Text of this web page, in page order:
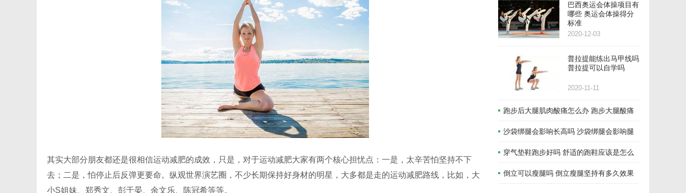
其实大部分朋友都还是很相信运动减肥的成效，只是，对于运动减肥大家有两个核心担忧点：一是，太辛苦怕坚持不下
去；二是，怕停止后反弹更要命。纵观世界演艺圈，不少长期保持好身材的明星，大多都是走的运动减肥路线，比如，大
小S姐妹、郑秀文、彭于晏、余文乐、陈冠希等等。
巴西奥运会体操项目有
哪些 奥运会体操得分
标准
2020-12-03
普拉提能练出马甲线吗
普拉提可以自学吗
2020-11-11
跑步后大腿肌肉酸痛怎么办 跑步大腿酸痛
还能跑吗
沙袋绑腿会影响长高吗 沙袋绑腿会影响腿
型吗
穿气垫鞋跑步好吗 舒适的跑鞋应该是怎么
样倒立可以瘦腿吗 倒立瘦腿坚持有多久效果